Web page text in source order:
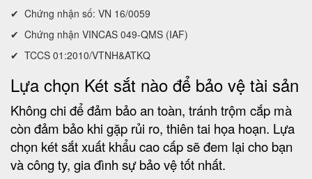
✔ Chứng nhận số: VN 16/0059
✔ Chứng nhận VINCAS 049-QMS (IAF)
✔ TCCS 01:2010/VTNH&ATKQ
Lựa chọn Két sắt nào để bảo vệ tài sản
Không chi để đảm bảo an toàn, tránh trộm cắp mà
còn đảm bảo khi gặp rủi ro, thiên tai họa hoạn. Lựa
chọn két sắt xuất khẩu cao cấp sẽ đem lại cho bạn
và công ty, gia đình sự bảo vệ tốt nhất.